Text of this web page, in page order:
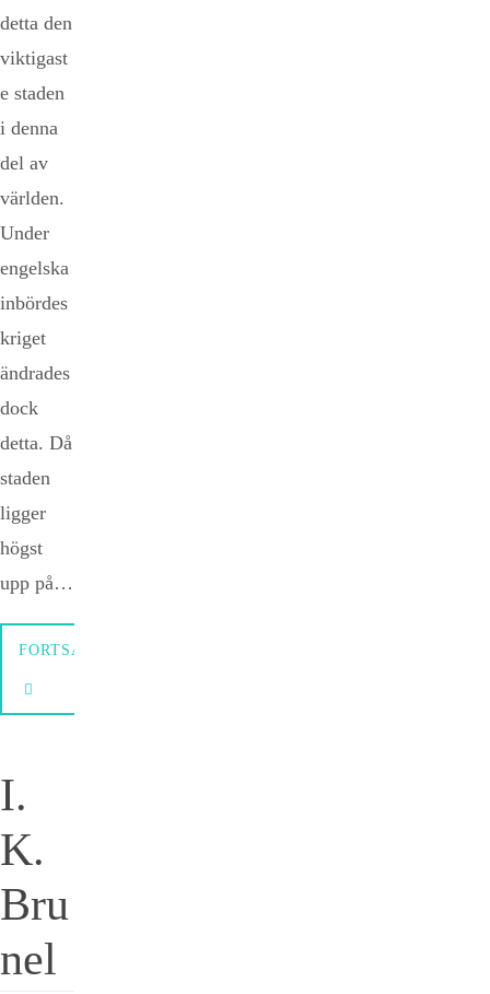
detta den
viktigast
e staden
i denna
del av
världen.
Under
engelska
inbördes
kriget
ändrades
dock
detta. Då
staden
ligger
högst
upp på…
FORTSÄTTNING
I.
K.
Bru
nel